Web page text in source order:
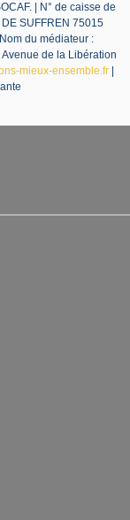
| N° de caisse de
SUFFREN 75015
du médiateur :
de la Libération
mieux-ensemble.fr